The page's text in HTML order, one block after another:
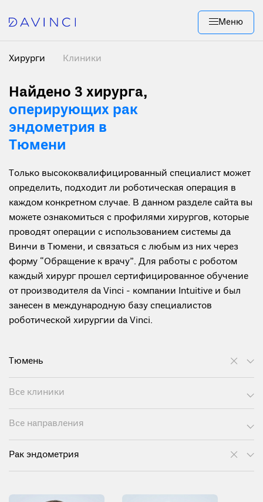
Меню
Хирурги Клиники
Найдено 3 хирурга,
оперирующих рак
эндометрия в
Тюмени
Только высококвалифицированный специалист может
определить, подходит ли роботическая операция в
каждом конкретном случае. В данном разделе сайта вы
можете ознакомиться с профилями хирургов, которые
проводят операции с использованием системы да
Винчи в Тюмени, и связаться с любым из них через
форму “Обращение к врачу”. Для работы с роботом
каждый хирург прошел сертифицированное обучение
от производителя da Vinci - компании Intuitive и был
занесен в международную базу специалистов
роботической хирургии da Vinci.
Тюмень
Все клиники
Все направления
Рак эндометрия